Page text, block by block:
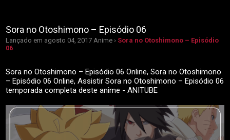
Sora no Otoshimono – Episódio 06
Lançado em agosto 04, 2017 Anime › Sora no Otoshimono – Episódio
06
Sora no Otoshimono – Episódio 06 Online, Sora no Otoshimono
– Episódio 06 Online, Assistir Sora no Otoshimono – Episódio 06
temporada completa deste anime - ANITUBE